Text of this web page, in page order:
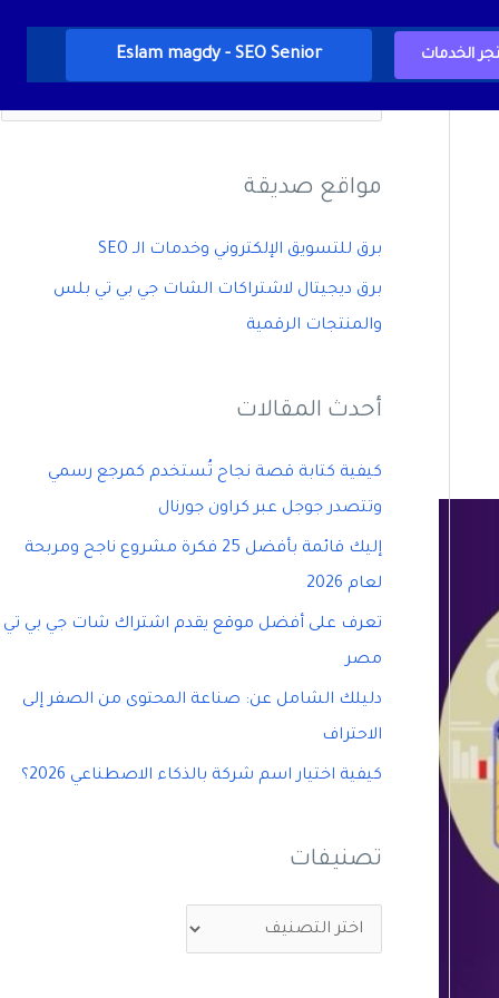
الخدمات Eslam magdy - SEO Senior
ا
ل
ح
ن
:
مواقع صديقة
برق للتسويق الإلكتروني وخدمات الـ SEO
برق ديجيتال لاشتراكات الشات جي بي تي بلس
والمنتجات الرقمية
أحدث المقالات
كيفية كتابة قصة نجاح تُستخدم كمرجع رسمي
وتتصدر جوجل عبر كراون جورنال
إليك قائمة بأفضل 25 فكرة مشروع ناجح ومربحة
لعام 2026
تعرف على أفضل موقع يقدم اشتراك شات جي بي تي
مصر
دليلك الشامل عن: صناعة المحتوى من الصفر إلى
الاحتراف
كيفية اختيار اسم شركة بالذكاء الاصطناعي 2026؟
تصنيفات
ص